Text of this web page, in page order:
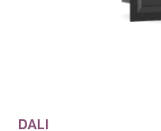
DALI